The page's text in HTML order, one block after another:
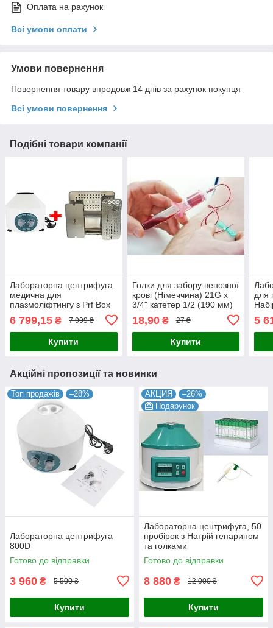
Оплата на рахунок
Всі умови оплати
Умови повернення
Повернення товару впродовж 14 днів за рахунок покупця
Всі умови повернення
Подібні товари компанії
Лабораторна центрифуга
медична для
плазмоліфтингу з Prf Box
6 799,15 ₴ 7 999 ₴
Купити
Голки для забору венозної
крові (Німеччина) 21G x
3/4" катетер 1/2 (190 мм)
18,90₴ 27 ₴
Купити
для
5
Акційні пропозиції та новинки
Топ продажів –28%
Лабораторна центрифуга
800D
Готово до відправки
3 960 ₴ 5 500 ₴
Купити
АКЦИЯ
–26%
Подарунок
Лабораторна центрифуга, 50
пробірок з Натрій гепарином
та голками
Готово до відправки
8 880 ₴ 12 000 ₴
Купити